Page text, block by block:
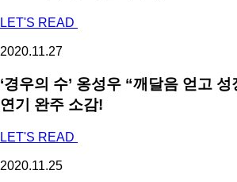
LET'S READ
2020.11.27
‘경우의 수’ 옹성우 “깨달음 얻고
연기 완주 소감!
LET'S READ
2020.11.25